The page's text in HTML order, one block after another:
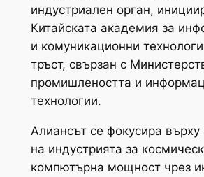
индустриален орган,
Китайската академия за
и комуникационни
тръст, свързан с
промишлеността и
технологии.
Алиансът се фокусира
на индустрията за
компютърна мощност чрез